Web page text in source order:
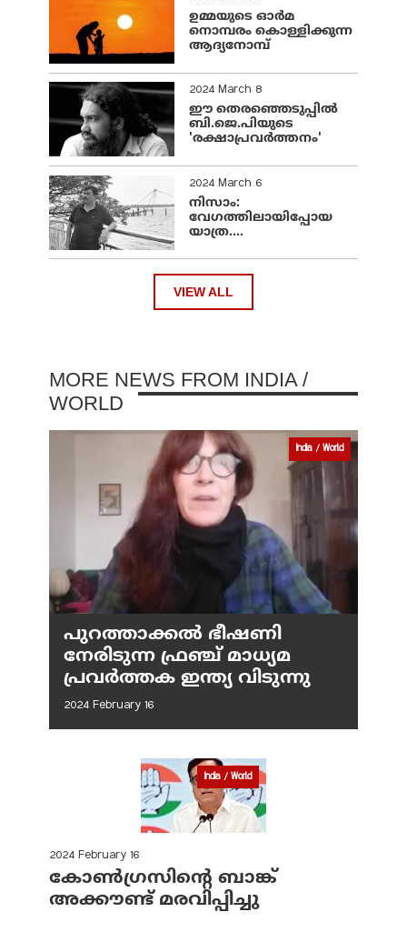
ഉമ്മയുടെ ഓർമ
നൊമ്പരം കൊള്ളിക്കുന്ന
ആദ്യനോമ്പ്
2024 March 8
ഈ തെരഞ്ഞെടുപ്പില്‍
ബി.ജെ.പിയുടെ
'രക്ഷാപ്രവര്‍ത്തനം'
2024 March 6
നിസാം:
വേഗത്തിലായിപ്പോയ
യാത്ര....
VIEW ALL
MORE NEWS FROM INDIA /
WORLD
India / World
പുറത്താക്കല്‍ ഭീഷണി
നേരിടുന്ന ഫ്രഞ്ച് മാധ്യമ
പ്രവര്‍ത്തക ഇന്ത്യ വിടുന്നു
2024 February 16
India / World
2024 February 16
കോണ്‍ഗ്രസിന്റെ ബാങ്ക്
അക്കൗണ്ട് മരവിപ്പിച്ചു